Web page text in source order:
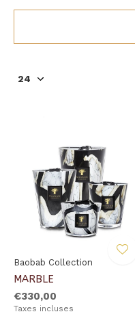
Baobab Collection
MARBLE
€330,00
Taxes incluses